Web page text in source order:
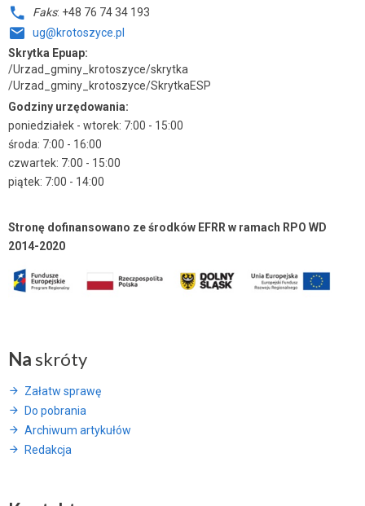
Faks: +48 76 74 34 193
ug@krotoszyce.pl
Skrytka Epuap:
/Urzad_gminy_krotoszyce/skrytka
/Urzad_gminy_krotoszyce/SkrytkaESP
Godziny urzędowania:
poniedziałek - wtorek: 7:00 - 15:00
środa: 7:00 - 16:00
czwartek: 7:00 - 15:00
piątek: 7:00 - 14:00
Stronę dofinansowano ze środków EFRR w ramach RPO WD
2014-2020
Na skróty
Załatw sprawę
Do pobrania
Archiwum artykułów
Redakcja